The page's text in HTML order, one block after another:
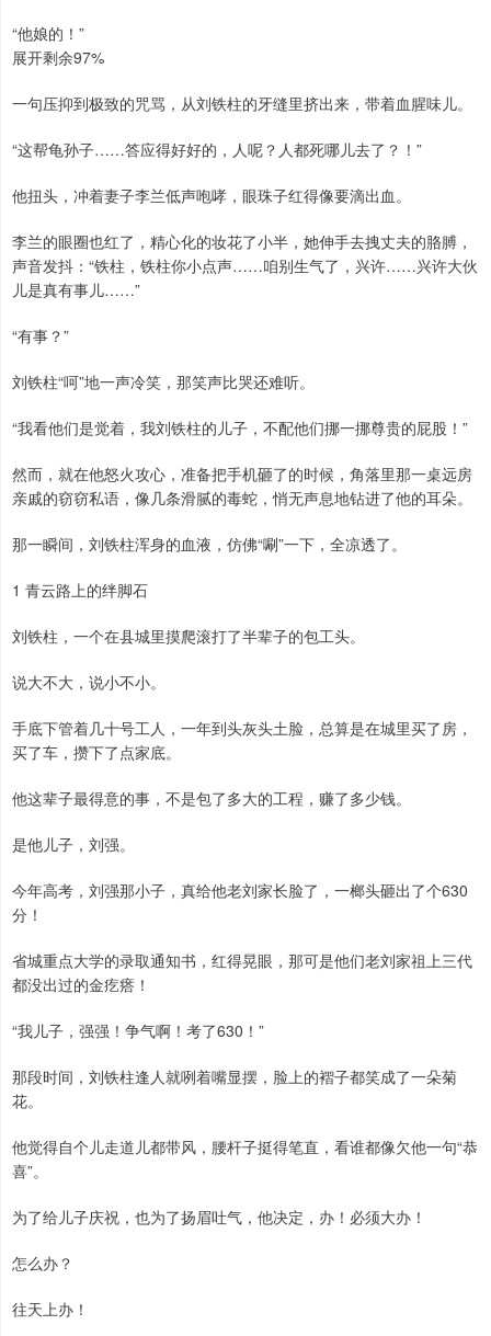
“他娘的！”
展开剩余97%
一句压抑到极致的咒骂，从刘铁柱的牙缝里挤出来，带着血腥味儿。
“这帮龟孙子……答应得好好的，人呢？人都死哪儿去了？！”
他扭头，冲着妻子李兰低声咆哮，眼珠子红得像要滴出血。
李兰的眼圈也红了，精心化的妆花了小半，她伸手去拽丈夫的胳膊，
声音发抖：“铁柱，铁柱你小点声……咱别生气了，兴许……兴许大伙
儿是真有事儿……”
“有事？”
刘铁柱“呵”地一声冷笑，那笑声比哭还难听。
“我看他们是觉着，我刘铁柱的儿子，不配他们挪一挪尊贵的屁股！”
然而，就在他怒火攻心，准备把手机砸了的时候，角落里那一桌远房
亲戚的窃窃私语，像几条滑腻的毒蛇，悄无声息地钻进了他的耳朵。
那一瞬间，刘铁柱浑身的血液，仿佛“唰”一下，全凉透了。
1 青云路上的绊脚石
刘铁柱，一个在县城里摸爬滚打了半辈子的包工头。
说大不大，说小不小。
手底下管着几十号工人，一年到头灰头土脸，总算是在城里买了房，
买了车，攒下了点家底。
他这辈子最得意的事，不是包了多大的工程，赚了多少钱。
是他儿子，刘强。
今年高考，刘强那小子，真给他老刘家长脸了，一榔头砸出了个630
分！
省城重点大学的录取通知书，红得晃眼，那可是他们老刘家祖上三代
都没出过的金疙瘩！
“我儿子，强强！争气啊！考了630！”
那段时间，刘铁柱逢人就咧着嘴显摆，脸上的褶子都笑成了一朵菊
花。
他觉得自个儿走道儿都带风，腰杆子挺得笔直，看谁都像欠他一句“恭
喜”。
为了给儿子庆祝，也为了扬眉吐气，他决定，办！必须大办！
怎么办？
往天上办！